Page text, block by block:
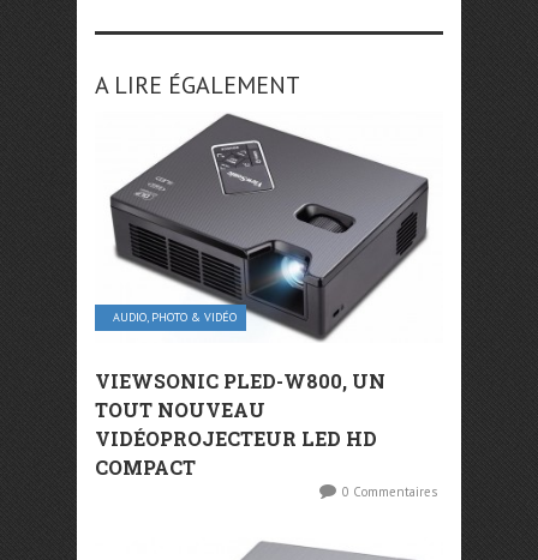
A LIRE ÉGALEMENT
AUDIO, PHOTO & VIDÉO
VIEWSONIC PLED-W800, UN
TOUT NOUVEAU
VIDÉOPROJECTEUR LED HD
COMPACT
0 Commentaires